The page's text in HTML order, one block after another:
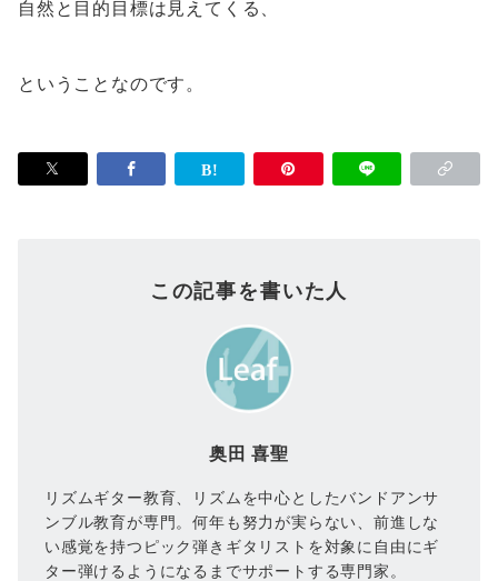
自然と目的目標は見えてくる、
ということなのです。
この記事を書いた人
奥田 喜聖
リズムギター教育、リズムを中心としたバンドアンサ
ンブル教育が専門。何年も努力が実らない、前進しな
い感覚を持つピック弾きギタリストを対象に自由にギ
ター弾けるようになるまでサポートする専門家。